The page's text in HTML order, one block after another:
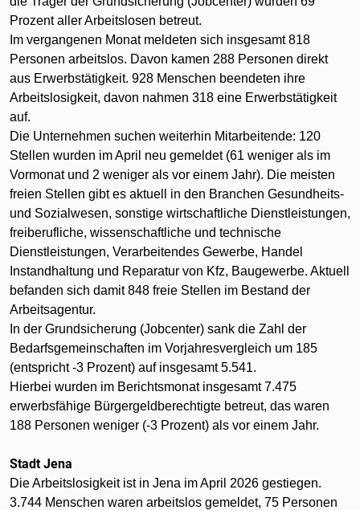
Prozent aller Arbeitslosen betreut.
Im vergangenen Monat meldeten sich insgesamt 818
Personen arbeitslos. Davon kamen 288 Personen direkt
aus Erwerbstätigkeit. 928 Menschen beendeten ihre
Arbeitslosigkeit, davon nahmen 318 eine Erwerbstätigkeit
auf.
Die Unternehmen suchen weiterhin Mitarbeitende: 120
Stellen wurden im April neu gemeldet (61 weniger als im
Vormonat und 2 weniger als vor einem Jahr). Die meisten
freien Stellen gibt es aktuell in den Branchen Gesundheits-
und Sozialwesen, sonstige wirtschaftliche Dienstleistungen,
freiberufliche, wissenschaftliche und technische
Dienstleistungen, Verarbeitendes Gewerbe, Handel
Instandhaltung und Reparatur von Kfz, Baugewerbe. Aktuell
befanden sich damit 848 freie Stellen im Bestand der
Arbeitsagentur.
In der Grundsicherung (Jobcenter) sank die Zahl der
Bedarfsgemeinschaften im Vorjahresvergleich um 185
(entspricht -3 Prozent) auf insgesamt 5.541.
Hierbei wurden im Berichtsmonat insgesamt 7.475
erwerbsfähige Bürgergeldberechtigte betreut, das waren
188 Personen weniger (-3 Prozent) als vor einem Jahr.
Stadt Jena
Die Arbeitslosigkeit ist in Jena im April 2026 gestiegen.
3.744 Menschen waren arbeitslos gemeldet, 75 Personen